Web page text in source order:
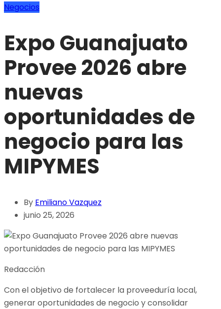
Negocios
Expo Guanajuato
Provee 2026 abre
nuevas
oportunidades de
negocio para las
MIPYMES
By Emiliano Vazquez
junio 25, 2026
Redacción
Con el objetivo de fortalecer la proveeduría local,
generar oportunidades de negocio y consolidar